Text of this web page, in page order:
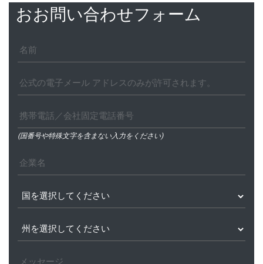
おお問い合わせフォーム
(国番号や特殊文字を含まない入力をください)